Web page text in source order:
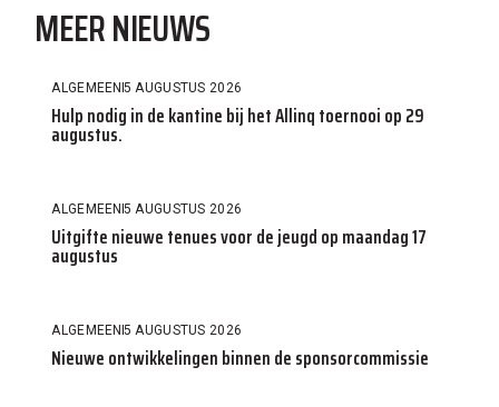
MEER NIEUWS
ALGEMEEN5 AUGUSTUS 2026
Hulp nodig in de kantine bij het Allinq toernooi op 29
augustus.
ALGEMEEN5 AUGUSTUS 2026
Uitgifte nieuwe tenues voor de jeugd op maandag 17
augustus
ALGEMEEN5 AUGUSTUS 2026
Nieuwe ontwikkelingen binnen de sponsorcommissie